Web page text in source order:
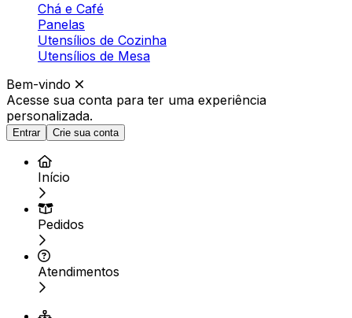
Chá e Café
Panelas
Utensílios de Cozinha
Utensílios de Mesa
Bem-vindo
Acesse sua conta para ter uma experiência
personalizada.
Entrar Crie sua conta
Início
Pedidos
Atendimentos